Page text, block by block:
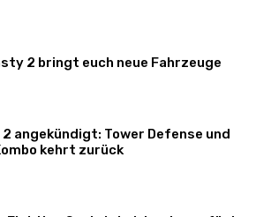
2 bringt euch neue Fahrzeuge
angekündigt: Tower Defense und
kehrt zurück